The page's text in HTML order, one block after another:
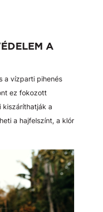
A
a vízparti pihenés
ez fokozott
kiszáríthatják a
a hajfelszínt, a klór